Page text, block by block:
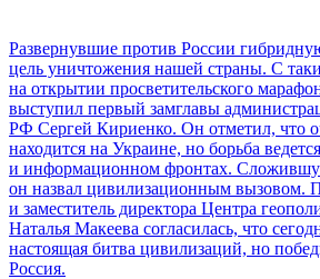
Развернувшие против России
цель уничтожения нашей страны. С
на открытии просветительского
выступил первый замглавы
РФ Сергей Кириенко. Он отметил, что
находится на Украине, но борьба
и информационном фронтах.
он назвал цивилизационным вызовом.
и заместитель директора Центра
Наталья Макеева согласилась, что
настоящая битва цивилизаций, но
Россия.